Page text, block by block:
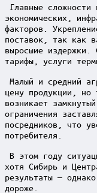
Главные сложности
экономических,
факторов.
поставок, так как
выросшие издержки.
тарифы, услуги
Малый и средний
цену продукции, но
возникает
ограничения
посредников, что
потребителя.
В этом году
хотя Сибирь и
результаты —
дороже.